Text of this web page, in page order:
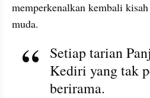
memperkenalkan kembali
muda.
Setiap tarian
Kediri yang tak
berirama.